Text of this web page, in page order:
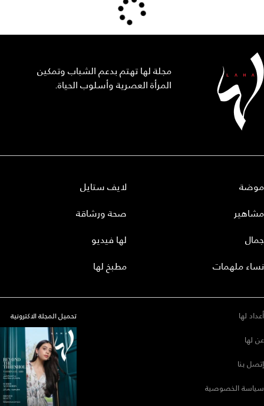
مجلة لها تهتم بدعم الشباب وتمكين
المرأة العصرية وأسلوب الحياة.
موضة
مشاهير
جمال
نساء ملهمات
لايف ستايل
صحة ورشاقة
لها فيديو
مطبخ لها
أعداد لها
عن لها
إتصل بنا
سياسة الخصوصية
تحميل المجلة الاكترونية